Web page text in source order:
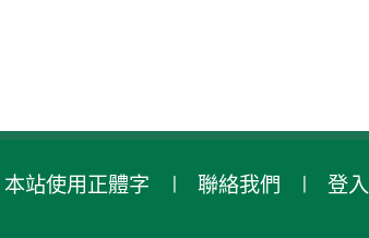
本站使用正體字 聯絡我們 登入